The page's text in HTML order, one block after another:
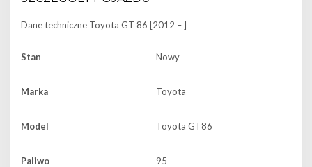
Dane techniczne Toyota GT 86 [2012 – ]
Stan Nowy
Marka Toyota
Model Toyota GT86
Paliwo 95